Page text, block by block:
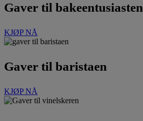
Gaver til bakeentusiasten
KJØP NÅ
Gaver til baristaen
KJØP NÅ